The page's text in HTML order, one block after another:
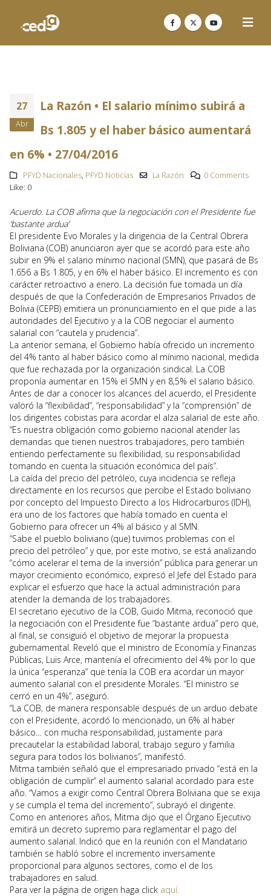
27
Abr
La Razón • El salario mínimo subirá a
Bs 1.805 y el haber básico aumentará
en 6% • 27/04/2016
PFYD Nacionales, PFYD Noticias La Razón
0 Comments
Like: 0
Acuerdo. La COB afirma que la negociación con el Presidente fue
‘bastante ardua’
El presidente Evo Morales y la dirigencia de la Central Obrera
Boliviana (COB) anunciaron ayer que se acordó para este año
subir en 9% el salario mínimo nacional (SMN), que pasará de Bs
1.656 a Bs 1.805, y en 6% el haber básico. El incremento es con
carácter retroactivo a enero. La decisión fue tomada un día
después de que la Confederación de Empresarios Privados de
Bolivia (CEPB) emitiera un pronunciamiento en el que pide a las
autoridades del Ejecutivo y a la COB negociar el aumento
salarial con “cautela y prudencia”.
La anterior semana, el Gobierno había ofrecido un incremento
del 4% tanto al haber básico como al mínimo nacional, medida
que fue rechazada por la organización sindical. La COB
proponía aumentar en 15% el SMN y en 8,5% el salario básico.
Antes de dar a conocer los alcances del acuerdo, el Presidente
valoró la “flexibilidad”, “responsabilidad” y la “comprensión” de
los dirigentes cobistas para acordar el alza salarial de este año.
“Es nuestra obligación como gobierno nacional atender las
demandas que tienen nuestros trabajadores, pero también
entiendo perfectamente su flexibilidad, su responsabilidad
tomando en cuenta la situación económica del país”.
La caída del precio del petróleo, cuya incidencia se refleja
directamente en los recursos que percibe el Estado boliviano
por concepto del Impuesto Directo a los Hidrocarburos (IDH),
era uno de los factores que había tomado en cuenta el
Gobierno para ofrecer un 4% al básico y al SMN.
“Sabe el pueblo boliviano (que) tuvimos problemas con el
precio del petróleo” y que, por este motivo, se está analizando
“cómo acelerar el tema de la inversión” pública para generar un
mayor crecimiento económico, expresó el Jefe del Estado para
explicar el esfuerzo que hace la actual administración para
atender la demanda de los trabajadores.
El secretario ejecutivo de la COB, Guido Mitma, reconoció que
la negociación con el Presidente fue “bastante ardua” pero que,
al final, se consiguió el objetivo de mejorar la propuesta
gubernamental. Reveló que el ministro de Economía y Finanzas
Públicas, Luis Arce, mantenía el ofrecimiento del 4% por lo que
la única “esperanza” que tenía la COB era acordar un mayor
aumento salarial con el presidente Morales. “El ministro se
cerró en un 4%”, aseguró.
“La COB, de manera responsable después de un arduo debate
con el Presidente, acordó lo mencionado, un 6% al haber
básico… con mucha responsabilidad, justamente para
precautelar la estabilidad laboral, trabajo seguro y familia
segura para todos los bolivianos”, manifestó.
Mitma también señaló que el empresariado privado “está en la
obligación de cumplir” el aumento salarial acordado para este
año. “Vamos a exigir como Central Obrera Boliviana que se exija
y se cumpla el tema del incremento”, subrayó el dirigente.
Como en anteriores años, Mitma dijo que el Órgano Ejecutivo
emitirá un decreto supremo para reglamentar el pago del
aumento salarial. Indicó que en la reunión con el Mandatario
también se habló sobre el incremento inversamente
proporcional para algunos sectores, como el de los
trabajadores en salud.
Para ver la página de origen haga click aquí.